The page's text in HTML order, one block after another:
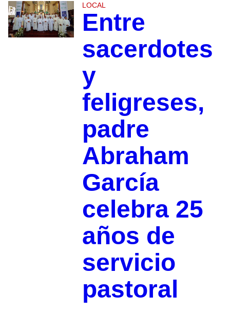
LOCAL
Entre
sacerdotes
y
feligreses,
padre
Abraham
García
celebra 25
años de
servicio
pastoral